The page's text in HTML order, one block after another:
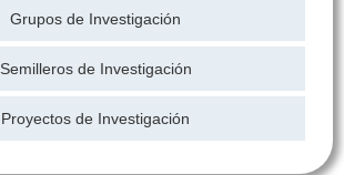
Grupos de Investigación
Semilleros de Investigación
Proyectos de Investigación